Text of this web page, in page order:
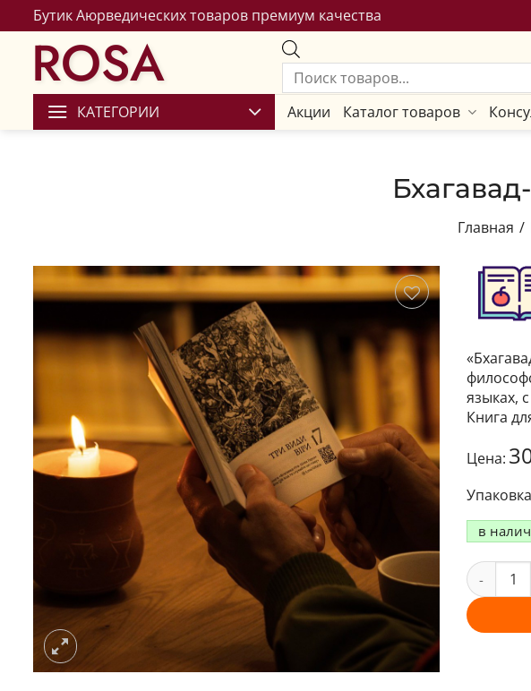
Бутик Аюрведических товаров премиум качества
ROSA
КАТЕГОРИИ Акции Каталог товаров
Главная /
Сохранить
языках,
Книга
Цена:
в